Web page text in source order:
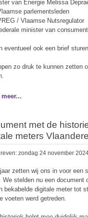
van Energie Melissa
parlementsleden
/ Vlaamse Nutsregulator
minister van
eventueel ook een brief
zo druk te kunnen zetten
met de
meters
zondag 24 november
zetten wij ons in voor een
We stelden nu een
bekabelde digitale meter tot
voeten werd getreden.